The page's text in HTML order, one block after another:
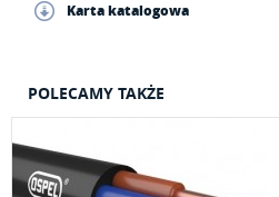
Karta katalogowa
POLECAMY TAKŻE